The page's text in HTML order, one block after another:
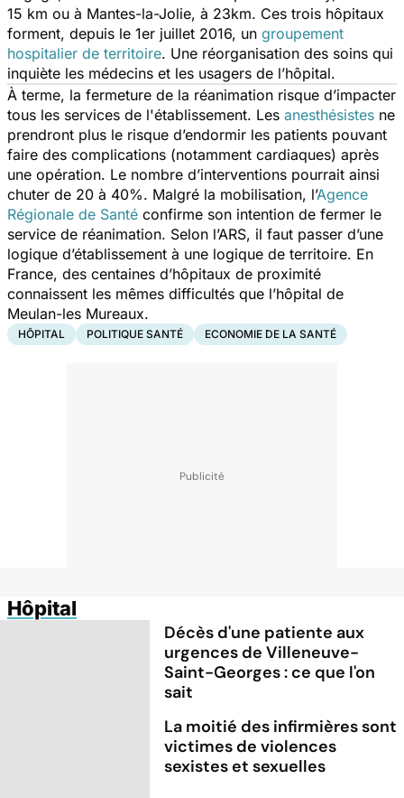
15 km ou à Mantes-la-Jolie, à 23km. Ces trois hôpitaux
forment, depuis le 1er juillet 2016, un groupement
hospitalier de territoire. Une réorganisation des soins qui
inquiète les médecins et les usagers de l’hôpital.
À terme, la fermeture de la réanimation risque d’impacter
tous les services de l'établissement. Les anesthésistes ne
prendront plus le risque d’endormir les patients pouvant
faire des complications (notamment cardiaques) après
une opération. Le nombre d’interventions pourrait ainsi
chuter de 20 à 40%. Malgré la mobilisation, l’Agence
Régionale de Santé confirme son intention de fermer le
service de réanimation. Selon l’ARS, il faut passer d’une
logique d’établissement à une logique de territoire. En
France, des centaines d’hôpitaux de proximité
connaissent les mêmes difficultés que l’hôpital de
Meulan-les Mureaux.
HÔPITAL POLITIQUE SANTÉ ECONOMIE DE LA SANTÉ
Hôpital
Décès d'une patiente aux
urgences de Villeneuve-
Saint-Georges : ce que l'on
sait
La moitié des infirmières sont
victimes de violences
sexistes et sexuelles